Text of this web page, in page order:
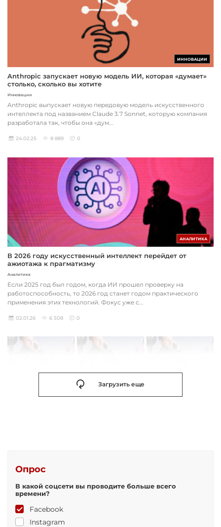
ИННОВАЦИИ
Anthropic запускает новую модель ИИ, которая «думает»
столько, сколько вы хотите
Инновации
Anthropic выпускает новую передовую модель искусственного
интеллекта под названием Claude 3.7 Sonnet, которую компания
разработала так, чтобы она «дум...
24.02.25 8 889 0
АНАЛИТИКА
В 2026 году искусственный интеллект перейдет от
ажиотажа к прагматизму
Аналитика
Если 2025 год был годом, когда ИИ прошел проверку на
работоспособность, то 2026 год станет годом практического
применения этих технологий. Фокус уже с...
02.01.26 6 508 0
Загрузить еще
Опрос
В какой соцсети вы проводите больше всего
времени?
Facebook
Instagram